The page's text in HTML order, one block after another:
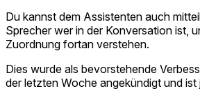
Du kannst dem Assistenten auch
Sprecher wer in der Konversation ist,
Zuordnung fortan verstehen.
Dies wurde als bevorstehende
der letzten Woche angekündigt und